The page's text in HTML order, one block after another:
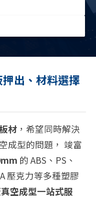
出、材料選擇
材 ，希望同時解決
成型的問題， 竣富
的 ABS、PS、
壓克力等多種塑膠
空成型一站式服